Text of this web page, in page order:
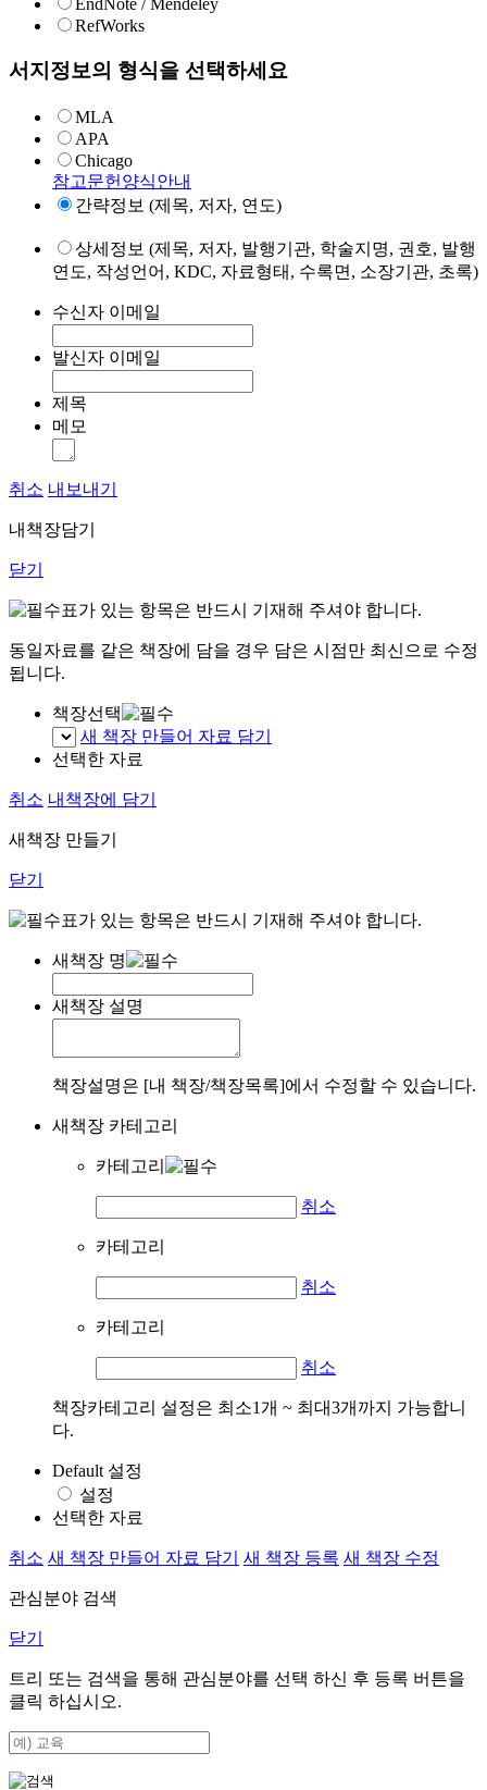
EndNote / Mendeley
RefWorks
서지정보의 형식을 선택하세요
MLA
APA
Chicago
참고문헌양식안내
간략정보 (제목, 저자, 연도)
상세정보 (제목, 저자, 발행기관, 학술지명, 권호, 발행
연도, 작성언어, KDC, 자료형태, 수록면, 소장기관, 초록)
수신자 이메일
발신자 이메일
제목
메모
취소 내보내기
내책장담기
닫기
표가 있는 항목은 반드시 기재해 주셔야 합니다.
동일자료를 같은 책장에 담을 경우 담은 시점만 최신으로 수정
됩니다.
책장선택
새 책장 만들어 자료 담기
선택한 자료
취소 내책장에 담기
새책장 만들기
닫기
표가 있는 항목은 반드시 기재해 주셔야 합니다.
새책장 명
새책장 설명
책장설명은 [내 책장/책장목록]에서 수정할 수 있습니다.
새책장 카테고리
카테고리
취소
카테고리
취소
카테고리
취소
책장카테고리 설정은 최소1개 ~ 최대3개까지 가능합니
다.
Default 설정
설정
선택한 자료
취소 새 책장 만들어 자료 담기 새 책장 등록 새 책장 수정
관심분야 검색
닫기
트리 또는 검색을 통해 관심분야를 선택 하신 후 등록 버튼을
클릭 하십시오.